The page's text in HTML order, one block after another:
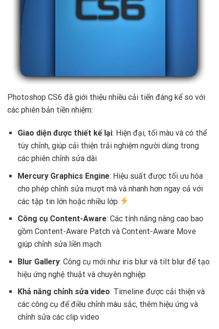
Photoshop CS6 đã giới thiệu nhiều cải tiến đáng kể so với
các phiên bản tiền nhiệm:
Giao diện được thiết kế lại: Hiện đại, tối màu và có thể
tùy chỉnh, giúp cải thiện trải nghiệm người dùng trong
các phiên chỉnh sửa dài ️
Mercury Graphics Engine: Hiệu suất được tối ưu hóa
cho phép chỉnh sửa mượt mà và nhanh hơn ngay cả với
các tập tin lớn hoặc nhiều lớp
Công cụ Content-Aware: Các tính năng nâng cao bao
gồm Content-Aware Patch và Content-Aware Move
giúp chỉnh sửa liền mạch
Blur Gallery: Công cụ mới như iris blur và tilt blur để tạo
hiệu ứng nghệ thuật và chuyên nghiệp
Khả năng chỉnh sửa video: Timeline được cải thiện và
các công cụ để điều chỉnh màu sắc, thêm hiệu ứng và
chỉnh sửa các clip video